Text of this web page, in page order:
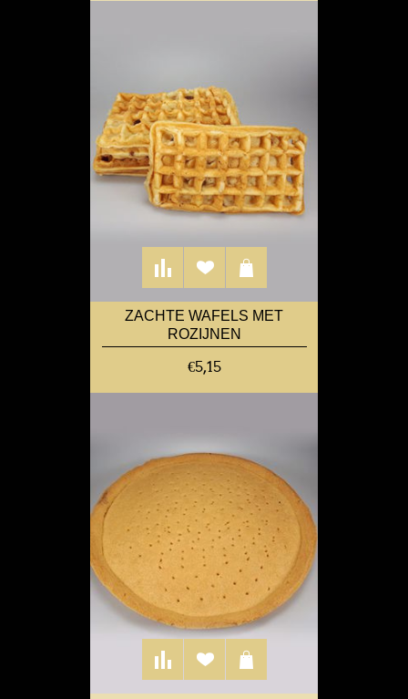
ZACHTE WAFELS MET
ROZIJNEN
€5,15